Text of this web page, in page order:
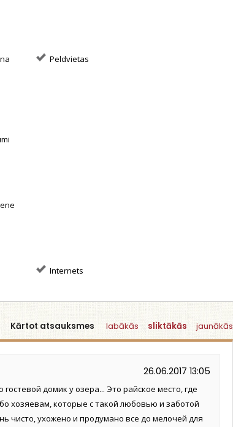
Peldvietas
Internets
Kārtot atsauksmes labākās sliktākās jaunākās
26.06.2017 13:05
домик у озера... Это райское место, где
хозяевам, которые с такой любовью и заботой
чисто, ухожено и продумано все до мелочей для